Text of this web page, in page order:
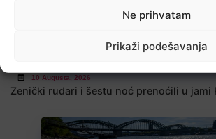
Ne prihvatam
Prikaži podešavanja
10 Augusta, 2026
Zenički rudari i šestu noć prenoćili u jami